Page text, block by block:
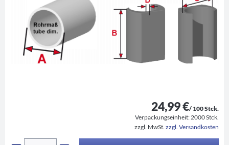
24,99 €/ 100 Stck.
Verpackungseinheit: 2000 Stck.
zzgl. MwSt. zzgl. Versandkosten